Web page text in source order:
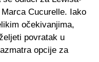
Cucurelle. Iako
očekivanjima,
povratak u
opcije za